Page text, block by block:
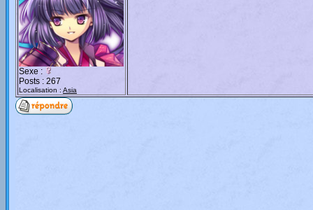
Sexe :
Posts : 267
Localisation : Asia